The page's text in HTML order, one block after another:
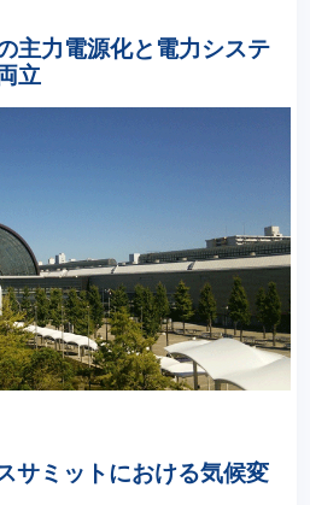
主力電源化と電力システ
立
サミットにおける気候変